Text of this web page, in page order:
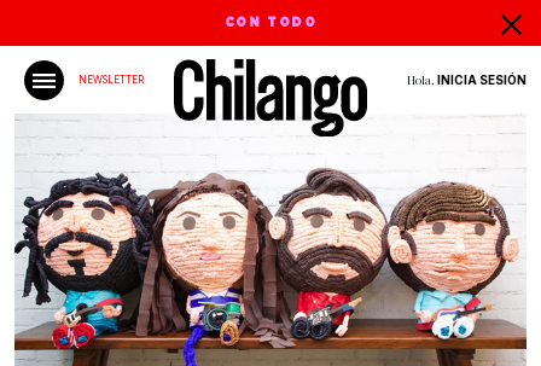
CON TODO
NEWSLETTER Hola, INICIA SESIÓN